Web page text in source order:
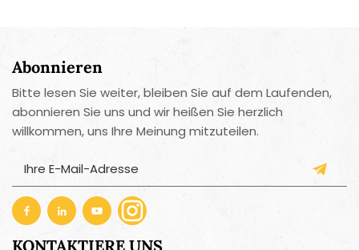
Abonnieren
Bitte lesen Sie weiter, bleiben Sie auf dem Laufenden,
abonnieren Sie uns und wir heißen Sie herzlich
willkommen, uns Ihre Meinung mitzuteilen.
KONTAKTIERE UNS